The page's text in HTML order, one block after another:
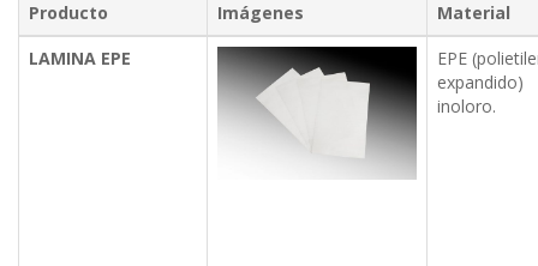
Producto Imágenes
Material
LAMINA EPE
EPE
expandido)
inoloro.